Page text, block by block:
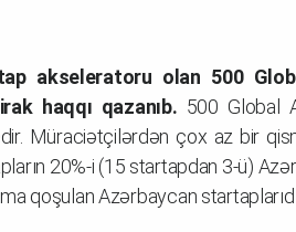
akseleratoru olan 500
haqqı qazanıb. 500 Global
Müraciətçilərdən çox az bir
20%-i (15 startapdan 3-ü)
qoşulan Azərbaycan